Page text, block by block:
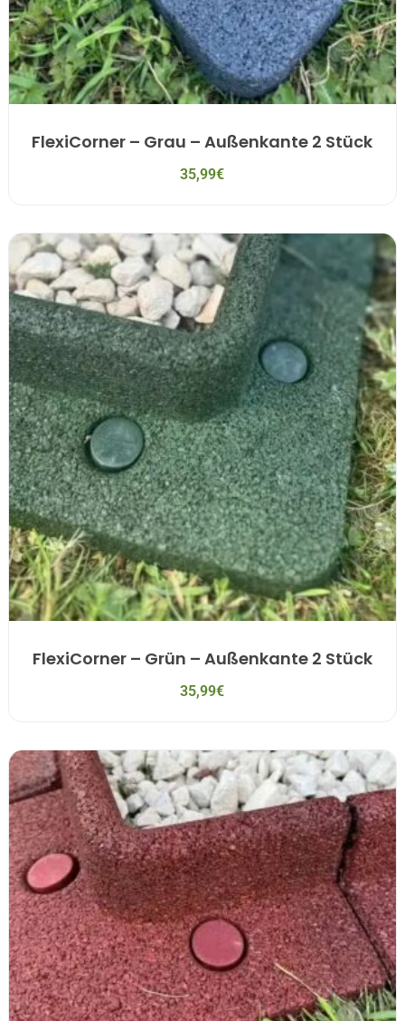
FlexiCorner – Grau – Außenkante 2 Stück
35,99€
FlexiCorner – Grün – Außenkante 2 Stück
35,99€